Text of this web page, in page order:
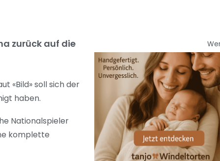
zurück auf die
«Bild» soll sich der
haben.
Nationalspieler
komplette